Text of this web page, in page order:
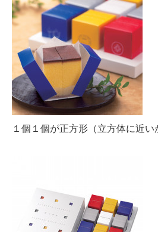
１個１個が正方形（立方体に近い